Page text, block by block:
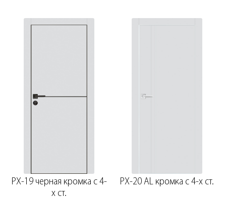
PX-19 черная кромка с 4-
х ст.
PX-20 AL кромка с 4-х ст.